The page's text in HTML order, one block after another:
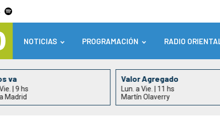
NOTICIAS PROGRAMACIÓN RADIO ORIENTAL
va
| 9 hs
Madrid
Valor Agregado
Lun. a Vie. | 11 hs
Martín Olaverry